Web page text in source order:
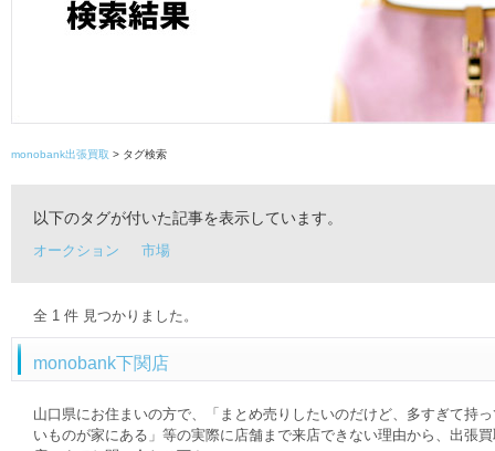
monobank出張買取 > タグ検索
以下のタグが付いた記事を表示しています。
オークション 市場
全 1 件 見つかりました。
monobank下関店
山口県にお住まいの方で、「まとめ売りしたいのだけど、多すぎて持
いものが家にある」等の実際に店舗まで来店できない理由から、出張